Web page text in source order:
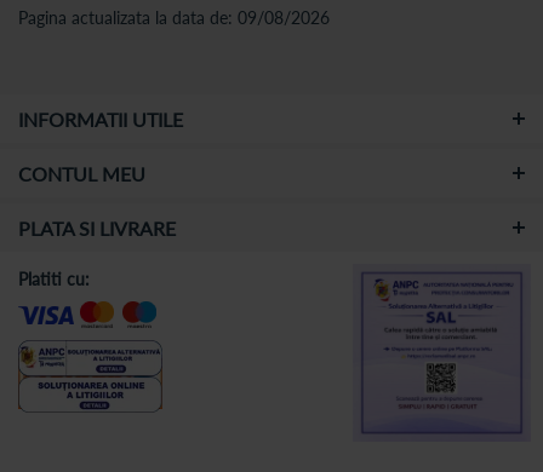
Pagina actualizata la data de: 09/08/2026
INFORMATII UTILE
CONTUL MEU
PLATA SI LIVRARE
Platiti cu: